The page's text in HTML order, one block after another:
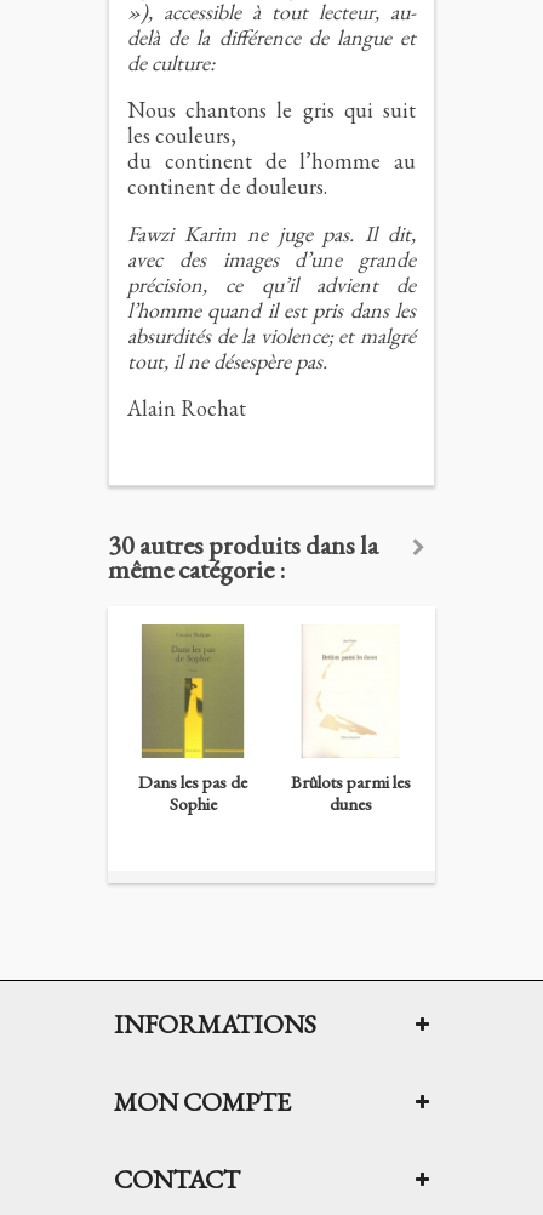
»), accessible à tout lecteur, au-
delà de la différence de langue et
de culture:
Nous chantons le gris qui suit
les couleurs,
du continent de l’homme au
continent de douleurs.
Fawzi Karim ne juge pas. Il dit,
avec des images d’une grande
précision, ce qu’il advient de
l’homme quand il est pris dans les
absurdités de la violence; et malgré
tout, il ne désespère pas.
Alain Rochat
30 autres produits dans la
même catégorie :
Dans les pas de
Sophie
Brûlots parmi les
dunes
INFORMATIONS
MON COMPTE
CONTACT